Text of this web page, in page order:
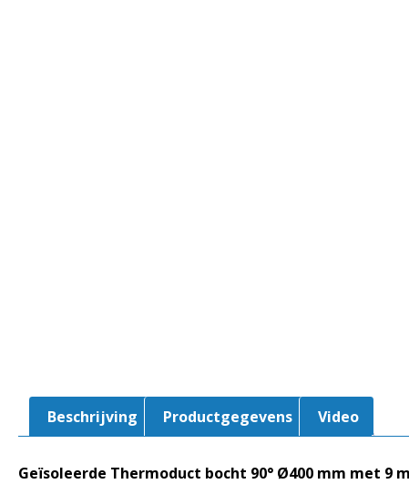
Beschrijving Productgegevens Video
Geïsoleerde Thermoduct bocht 90° Ø400 mm met